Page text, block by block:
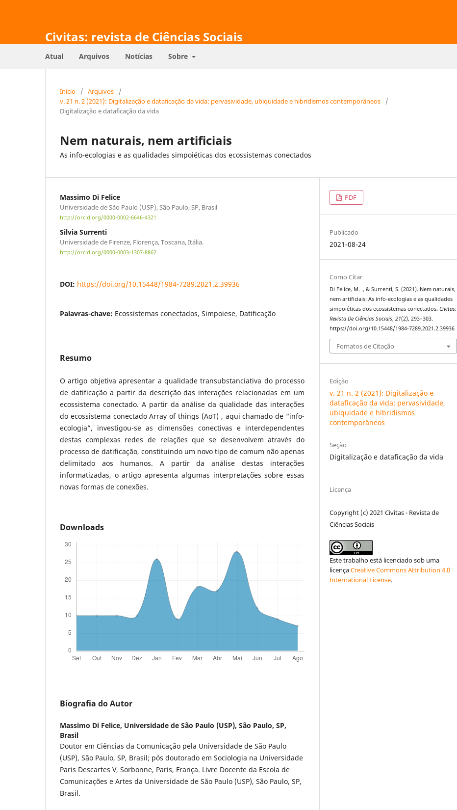
Civitas: revista de Ciências Sociais
Atual Arquivos Notícias Sobre
Início / Arquivos
/
v. 21 n. 2 (2021): Digitalização e dataficação da vida: pervasividade, ubiquidade e hibridismos contemporâneos
/
Digitalização e dataficação da vida
Nem naturais, nem artificiais
As info-ecologias e as qualidades simpoiéticas dos ecossistemas conectados
Massimo Di Felice
Universidade de São Paulo (USP), São Paulo, SP, Brasil
http://orcid.org/0000-0002-6646-4321
Silvia Surrenti
Universidade de Firenze, Florença, Toscana, Itália.
http://orcid.org/0000-0003-1307-8862
DOI: https://doi.org/10.15448/1984-7289.2021.2.39936
Palavras-chave: Ecossistemas conectados, Simpoiese, Datificação
Resumo
O artigo objetiva apresentar a qualidade transubstanciativa do processo
de datificação a partir da descrição das interações relacionadas em um
ecossistema conectado. A partir da análise da qualidade das interações
do ecossistema conectado Array of things (AoT) , aqui chamado de “info-
ecologia”, investigou-se as dimensões conectivas e interdependentes
destas complexas redes de relações que se desenvolvem através do
processo de datificação, constituindo um novo tipo de comum não apenas
delimitado aos humanos. A partir da análise destas interações
informatizadas, o artigo apresenta algumas interpretações sobre essas
novas formas de conexões.
Downloads
Biografia do Autor
Massimo Di Felice, Universidade de São Paulo (USP), São Paulo, SP,
Brasil
Doutor em Ciências da Comunicação pela Universidade de São Paulo
(USP), São Paulo, SP, Brasil; pós doutorado em Sociologia na Universidade
Paris Descartes V, Sorbonne, Paris, França. Livre Docente da Escola de
Comunicações e Artes da Universidade de São Paulo (USP), São Paulo, SP,
Brasil.
PDF
Publicado
2021-08-24
Como Citar
Di Felice, M. ., & Surrenti, S. (2021). Nem naturais,
nem artificiais: As info-ecologias e as qualidades
simpoiéticas dos ecossistemas conectados.Civitas:
Revista De Ciências Sociais,21(2), 293–303.
https://doi.org/10.15448/1984-7289.2021.2.39936
Fomatos de Citação
Edição
v. 21 n. 2 (2021): Digitalização e
dataficação da vida: pervasividade,
ubiquidade e hibridismos
contemporâneos
Seção
Digitalização e dataficação da vida
Licença
Copyright (c) 2021 Civitas - Revista de
Ciências Sociais
Este trabalho está licenciado sob uma
licençaCreative Commons Attribution 4.0
International License.